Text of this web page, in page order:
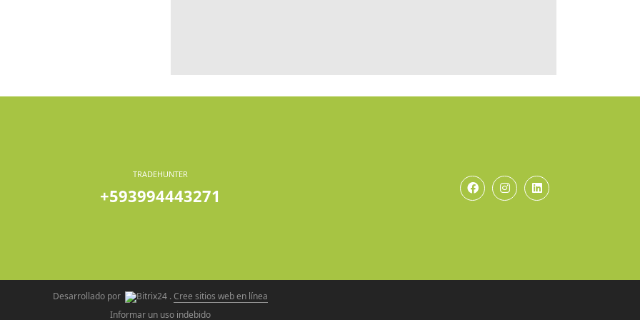
TRADEHUNTER
+593994443271
Desarrollado por .Cree sitios web en línea
Informar un uso indebido